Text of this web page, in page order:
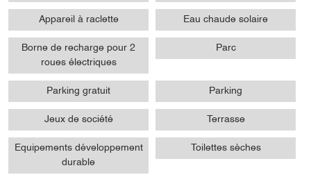
Appareil à raclette Eau chaude solaire
Borne de recharge pour 2
roues électriques
Parc
Parking gratuit Parking
Jeux de société Terrasse
Equipements développement
durable
Toilettes sèches